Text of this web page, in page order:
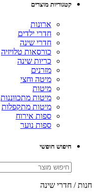
קטגוריות מוצרים
ארונות
חדרי ילדים
חדרי שינה
כורסאות טלויזיה
כריות שינה
מזרנים
מיטה וחצי
מיטות
מיטות מתכווננות
מיטות מתקפלות
ספות אירוח
ספות נוער
חיפוש חופשי
חנות / חדרי שינה